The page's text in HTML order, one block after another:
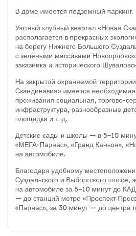
В доме имеется подземный паркинг.
Уютный клубный квартал «Новая
располагается в прекрасных
на берегу Нижнего Большого
с зелеными массивами
заказника и исторического
На закрытой охраняемой
Скандинавия» имеется
проживания социальная, торгово-
инфраструктура, разнообразные
площадки и т. д.
Детские сады и школы — в 5–10
«МЕГА-Парнас», «Гранд Каньон»,
на автомобиле.
Благодаря удобному
Суздальского и Выборгского шоссе,
на автомобиле за 5–10 минут до
— до станций метро «Проспект
«Парнас», за 30 минут — до центра